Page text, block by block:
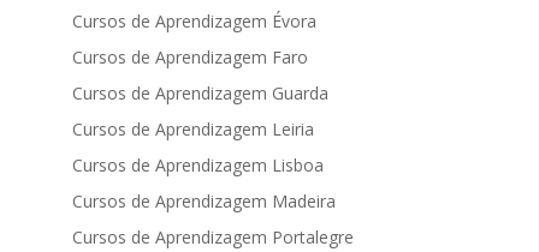
Cursos de Aprendizagem Évora
Cursos de Aprendizagem Faro
Cursos de Aprendizagem Guarda
Cursos de Aprendizagem Leiria
Cursos de Aprendizagem Lisboa
Cursos de Aprendizagem Madeira
Cursos de Aprendizagem Portalegre